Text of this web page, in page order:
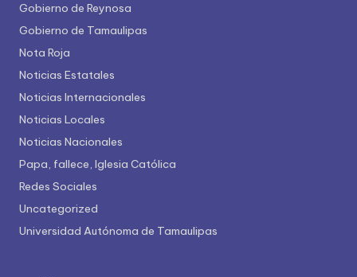
Gobierno de Reynosa
Gobierno de Tamaulipas
Nota Roja
Noticias Estatales
Noticias Internacionales
Noticias Locales
Noticias Nacionales
Papa, fallece, Iglesia Católica
Redes Sociales
Uncategorized
Universidad Autónoma de Tamaulipas